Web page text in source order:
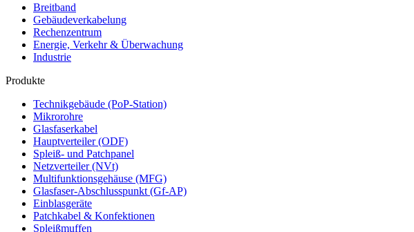
Breitband
Gebäudeverkabelung
Rechenzentrum
Energie, Verkehr & Überwachung
Industrie
Produkte
Technikgebäude (PoP-Station)
Mikrorohre
Glasfaserkabel
Hauptverteiler (ODF)
Spleiß- und Patchpanel
Netzverteiler (NVt)
Multifunktionsgehäuse (MFG)
Glasfaser-Abschlusspunkt (Gf-AP)
Einblasgeräte
Patchkabel & Konfektionen
Spleißmuffen